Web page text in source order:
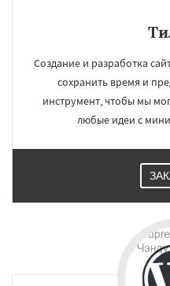
Создание и разработка
сохранить время и
инструмент, чтобы мы
любые идеи с